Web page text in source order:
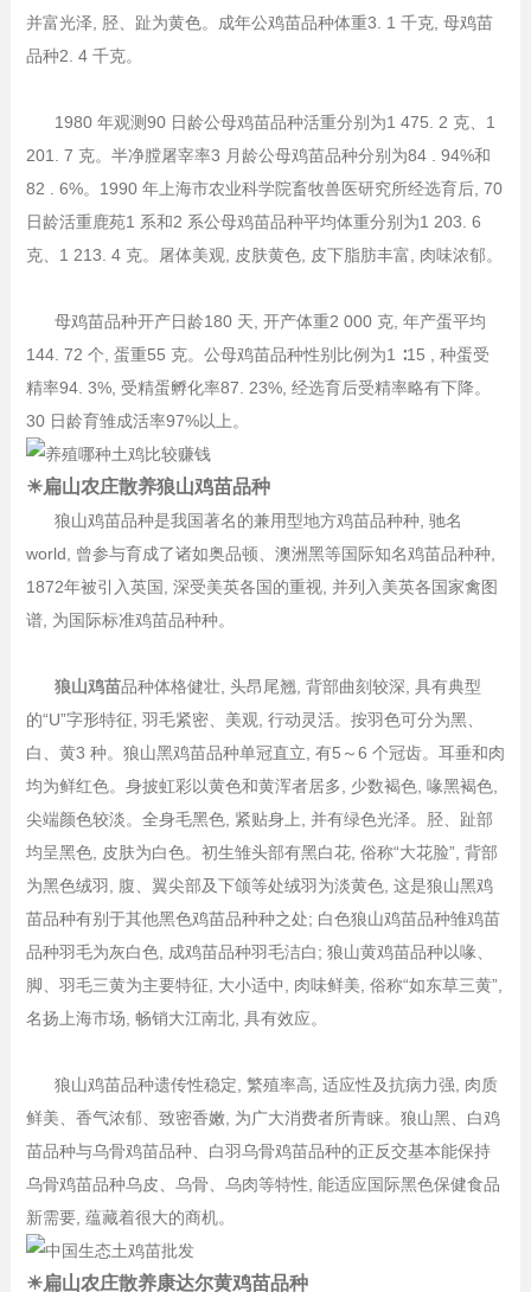
并富光泽, 胫、趾为黄色。成年公鸡苗品种体重3. 1 千克, 母鸡苗
品种2. 4 千克。
1980 年观测90 日龄公母鸡苗品种活重分别为1 475. 2 克、1
201. 7 克。半净膛屠宰率3 月龄公母鸡苗品种分别为84 . 94%和
82 . 6%。1990 年上海市农业科学院畜牧兽医研究所经选育后, 70
日龄活重鹿苑1 系和2 系公母鸡苗品种平均体重分别为1 203. 6
克、1 213. 4 克。屠体美观, 皮肤黄色, 皮下脂肪丰富, 肉味浓郁。
母鸡苗品种开产日龄180 天, 开产体重2 000 克, 年产蛋平均
144. 72 个, 蛋重55 克。公母鸡苗品种性别比例为1 ∶15 , 种蛋受
精率94. 3%, 受精蛋孵化率87. 23%, 经选育后受精率略有下降。
30 日龄育雏成活率97%以上。
☀扁山农庄散养狼山鸡苗品种
狼山鸡苗品种是我国著名的兼用型地方鸡苗品种种, 驰名
world, 曾参与育成了诸如奥品顿、澳洲黑等国际知名鸡苗品种种,
1872年被引入英国, 深受美英各国的重视, 并列入美英各国家禽图
谱, 为国际标准鸡苗品种种。
狼山鸡苗品种体格健壮, 头昂尾翘, 背部曲刻较深, 具有典型
的“U”字形特征, 羽毛紧密、美观, 行动灵活。按羽色可分为黑、
白、黄3 种。狼山黑鸡苗品种单冠直立, 有5～6 个冠齿。耳垂和肉
均为鲜红色。身披虹彩以黄色和黄浑者居多, 少数褐色, 喙黑褐色,
尖端颜色较淡。全身毛黑色, 紧贴身上, 并有绿色光泽。胫、趾部
均呈黑色, 皮肤为白色。初生雏头部有黑白花, 俗称“大花脸”, 背部
为黑色绒羽, 腹、翼尖部及下颌等处绒羽为淡黄色, 这是狼山黑鸡
苗品种有别于其他黑色鸡苗品种种之处; 白色狼山鸡苗品种雏鸡苗
品种羽毛为灰白色, 成鸡苗品种羽毛洁白; 狼山黄鸡苗品种以喙、
脚、羽毛三黄为主要特征, 大小适中, 肉味鲜美, 俗称“如东草三黄”,
名扬上海市场, 畅销大江南北, 具有效应。
狼山鸡苗品种遗传性稳定, 繁殖率高, 适应性及抗病力强, 肉质
鲜美、香气浓郁、致密香嫩, 为广大消费者所青睐。狼山黑、白鸡
苗品种与乌骨鸡苗品种、白羽乌骨鸡苗品种的正反交基本能保持
乌骨鸡苗品种乌皮、乌骨、乌肉等特性, 能适应国际黑色保健食品
新需要, 蕴藏着很大的商机。
☀扁山农庄散养康达尔黄鸡苗品种